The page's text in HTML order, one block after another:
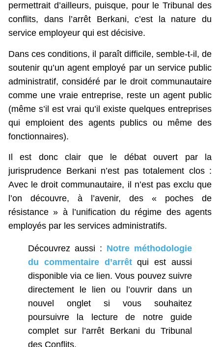
permettrait d’ailleurs, puisque, pour le Tribunal des
conflits, dans l’arrêt Berkani, c’est la nature du
service employeur qui est décisive.
Dans ces conditions, il paraît difficile, semble-t-il, de
soutenir qu’un agent employé par un service public
administratif, considéré par le droit communautaire
comme une vraie entreprise, reste un agent public
(même s’il est vrai qu’il existe quelques entreprises
qui emploient des agents publics ou même des
fonctionnaires).
Il est donc clair que le débat ouvert par la
jurisprudence Berkani n’est pas totalement clos :
Avec le droit communautaire, il n’est pas exclu que
l’on découvre, à l’avenir, des « poches de
résistance » à l’unification du régime des agents
employés par les services administratifs.
Découvrez aussi : Notre méthodologie
du commentaire d’arrêtqui est aussi
disponible via ce lien. Vous pouvez suivre
directement le lien ou l’ouvrir dans un
nouvel onglet si vous souhaitez
poursuivre la lecture de notre guide
complet sur l’arrêt Berkani du Tribunal
des Conflits.